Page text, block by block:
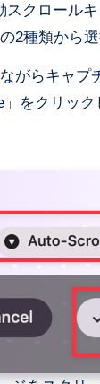
スクロール
2種類から選
がらキャプ
をクリック